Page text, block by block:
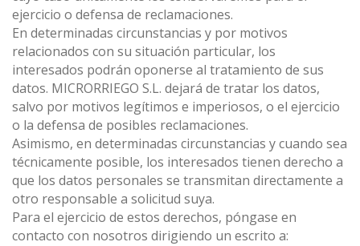
ejercicio o defensa de reclamaciones.
En determinadas circunstancias y por motivos
relacionados con su situación particular, los
interesados podrán oponerse al tratamiento de sus
datos. MICRORRIEGO S.L. dejará de tratar los datos,
salvo por motivos legítimos e imperiosos, o el ejercicio
o la defensa de posibles reclamaciones.
Asimismo, en determinadas circunstancias y cuando sea
técnicamente posible, los interesados tienen derecho a
que los datos personales se transmitan directamente a
otro responsable a solicitud suya.
Para el ejercicio de estos derechos, póngase en
contacto con nosotros dirigiendo un escrito a: